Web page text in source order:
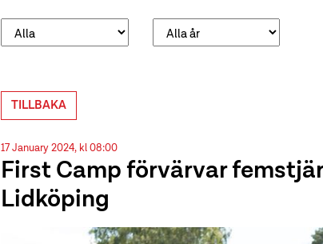
TILLBAKA
17 January 2024, kl 08:00
First Camp förvärvar
Lidköping